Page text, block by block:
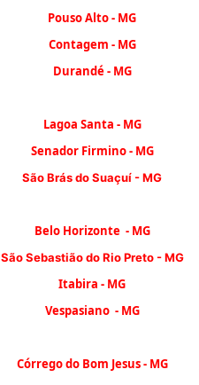
Pouso Alto - MG
Contagem - MG
Durandé - MG
Lagoa Santa - MG
Senador Firmino - MG
São Brás do Suaçuí - MG
Belo Horizonte - MG
São Sebastião do Rio Preto - MG
Itabira - MG
Vespasiano - MG
Córrego do Bom Jesus - MG